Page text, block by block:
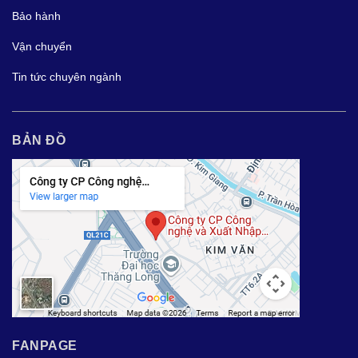
Bảo hành
Vận chuyển
Tin tức chuyên ngành
BẢN ĐỒ
FANPAGE